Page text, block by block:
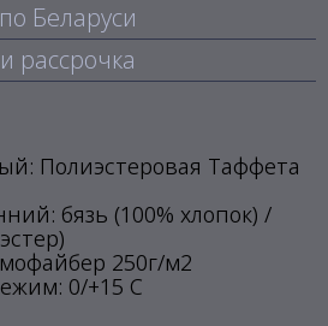
Беларуси
рассрочка
Полиэстеровая Таффета
бязь (100% хлопок) /
250г/м2
0/+15 С